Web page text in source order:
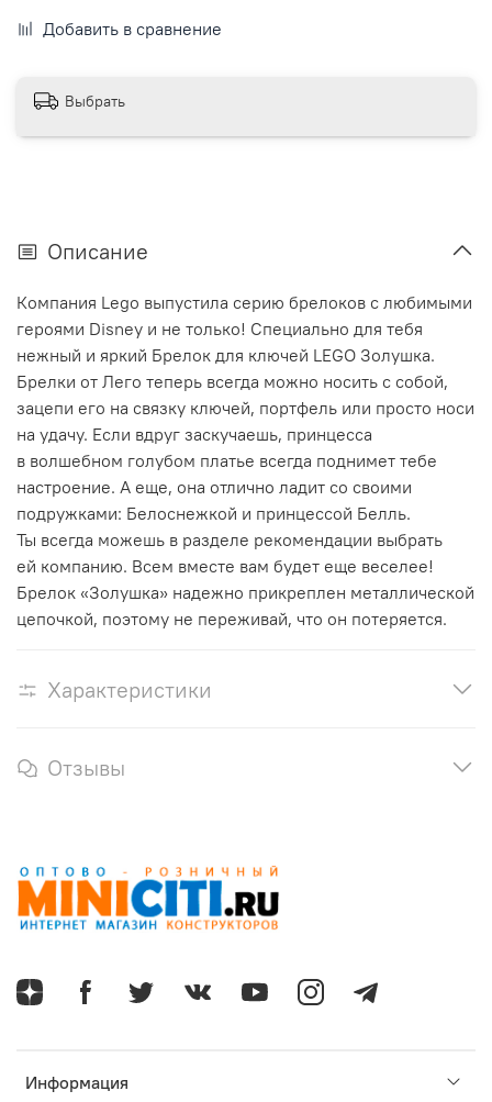
Добавить в сравнение
Выбрать
Описание
Компания Lego выпустила серию брелоков с любимыми
героями Disney и не только! Специально для тебя
нежный и яркий Брелок для ключей LEGO Золушка.
Брелки от Лего теперь всегда можно носить с собой,
зацепи его на связку ключей, портфель или просто носи
на удачу. Если вдруг заскучаешь, принцесса
в волшебном голубом платье всегда поднимет тебе
настроение. А еще, она отлично ладит со своими
подружками: Белоснежкой и принцессой Белль.
Ты всегда можешь в разделе рекомендации выбрать
ей компанию. Всем вместе вам будет еще веселее!
Брелок «Золушка» надежно прикреплен металлической
цепочкой, поэтому не переживай, что он потеряется.
Характеристики
Отзывы
Информация